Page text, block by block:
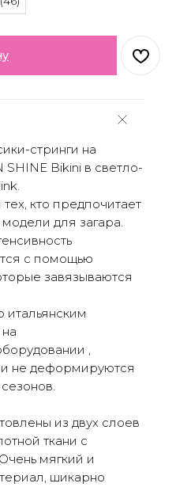
стринги на
Bikini в светло-
кто предпочитает
для загара.
с помощью
завязываются
итальянским
,
и не деформируются
из двух слоев
ткани с
мягкий и
шикарно